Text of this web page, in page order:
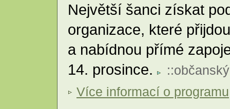
Největší šanci získat
organizace, které
a nabídnou přímé
14. prosince.
::
Více informací o programu